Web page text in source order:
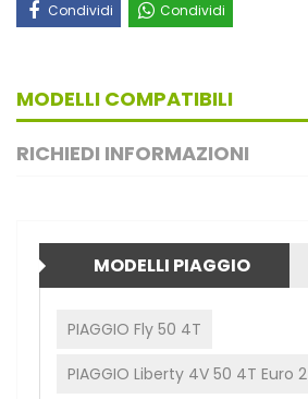
Condividi Condividi
MODELLI COMPATIBILI
RICHIEDI INFORMAZIONI
MODELLI PIAGGIO
PIAGGIO Fly 50 4T
PIAGGIO Liberty 4V 50 4T Euro 2